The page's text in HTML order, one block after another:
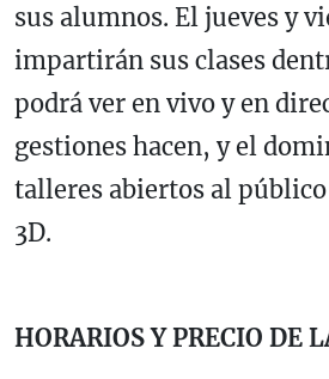
sus alumnos. El jueves y
impartirán sus clases
podrá ver en vivo y en
gestiones hacen, y el
talleres abiertos al
3D.
HORARIOS Y PRECIO DE